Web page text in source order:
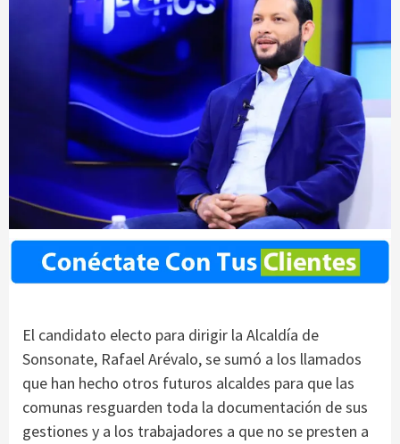
El candidato electo para dirigir la Alcaldía de
Sonsonate, Rafael Arévalo, se sumó a los llamados
que han hecho otros futuros alcaldes para que las
comunas resguarden toda la documentación de sus
gestiones y a los trabajadores a que no se presten a